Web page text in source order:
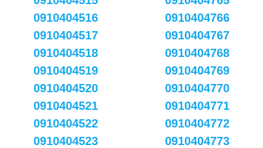
0910404516
0910404517
0910404518
0910404519
0910404520
0910404521
0910404522
0910404523
0910404766
0910404767
0910404768
0910404769
0910404770
0910404771
0910404772
0910404773